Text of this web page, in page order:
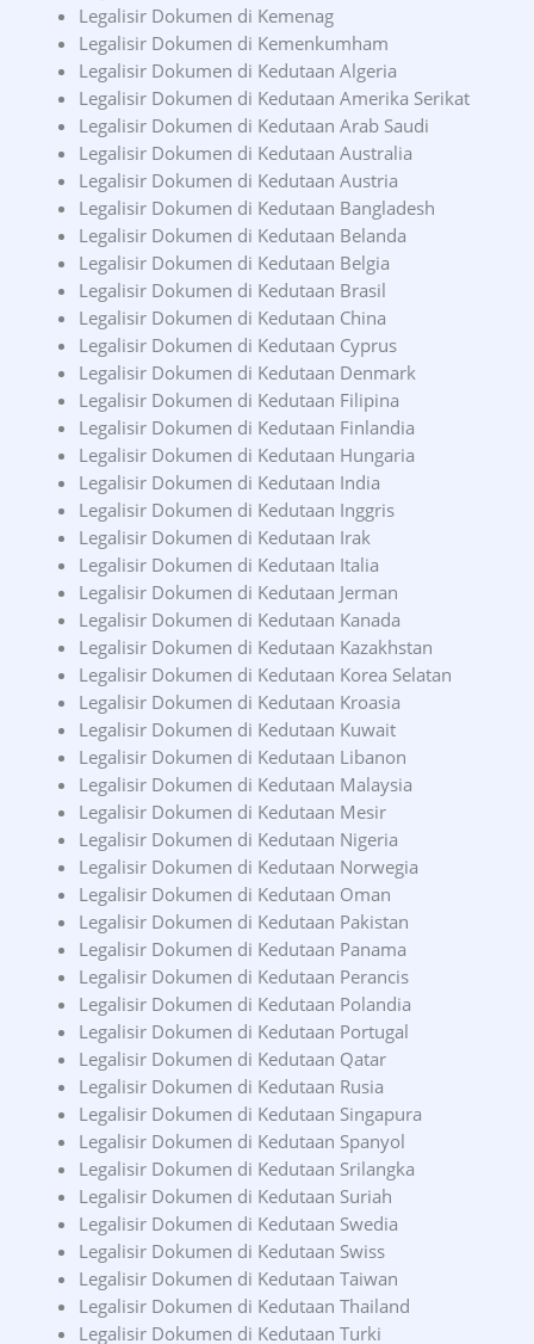
Legalisir Dokumen di Kemenag
Legalisir Dokumen di Kemenkumham
Legalisir Dokumen di Kedutaan Algeria
Legalisir Dokumen di Kedutaan Amerika Serikat
Legalisir Dokumen di Kedutaan Arab Saudi
Legalisir Dokumen di Kedutaan Australia
Legalisir Dokumen di Kedutaan Austria
Legalisir Dokumen di Kedutaan Bangladesh
Legalisir Dokumen di Kedutaan Belanda
Legalisir Dokumen di Kedutaan Belgia
Legalisir Dokumen di Kedutaan Brasil
Legalisir Dokumen di Kedutaan China
Legalisir Dokumen di Kedutaan Cyprus
Legalisir Dokumen di Kedutaan Denmark
Legalisir Dokumen di Kedutaan Filipina
Legalisir Dokumen di Kedutaan Finlandia
Legalisir Dokumen di Kedutaan Hungaria
Legalisir Dokumen di Kedutaan India
Legalisir Dokumen di Kedutaan Inggris
Legalisir Dokumen di Kedutaan Irak
Legalisir Dokumen di Kedutaan Italia
Legalisir Dokumen di Kedutaan Jerman
Legalisir Dokumen di Kedutaan Kanada
Legalisir Dokumen di Kedutaan Kazakhstan
Legalisir Dokumen di Kedutaan Korea Selatan
Legalisir Dokumen di Kedutaan Kroasia
Legalisir Dokumen di Kedutaan Kuwait
Legalisir Dokumen di Kedutaan Libanon
Legalisir Dokumen di Kedutaan Malaysia
Legalisir Dokumen di Kedutaan Mesir
Legalisir Dokumen di Kedutaan Nigeria
Legalisir Dokumen di Kedutaan Norwegia
Legalisir Dokumen di Kedutaan Oman
Legalisir Dokumen di Kedutaan Pakistan
Legalisir Dokumen di Kedutaan Panama
Legalisir Dokumen di Kedutaan Perancis
Legalisir Dokumen di Kedutaan Polandia
Legalisir Dokumen di Kedutaan Portugal
Legalisir Dokumen di Kedutaan Qatar
Legalisir Dokumen di Kedutaan Rusia
Legalisir Dokumen di Kedutaan Singapura
Legalisir Dokumen di Kedutaan Spanyol
Legalisir Dokumen di Kedutaan Srilangka
Legalisir Dokumen di Kedutaan Suriah
Legalisir Dokumen di Kedutaan Swedia
Legalisir Dokumen di Kedutaan Swiss
Legalisir Dokumen di Kedutaan Taiwan
Legalisir Dokumen di Kedutaan Thailand
Legalisir Dokumen di Kedutaan Turki